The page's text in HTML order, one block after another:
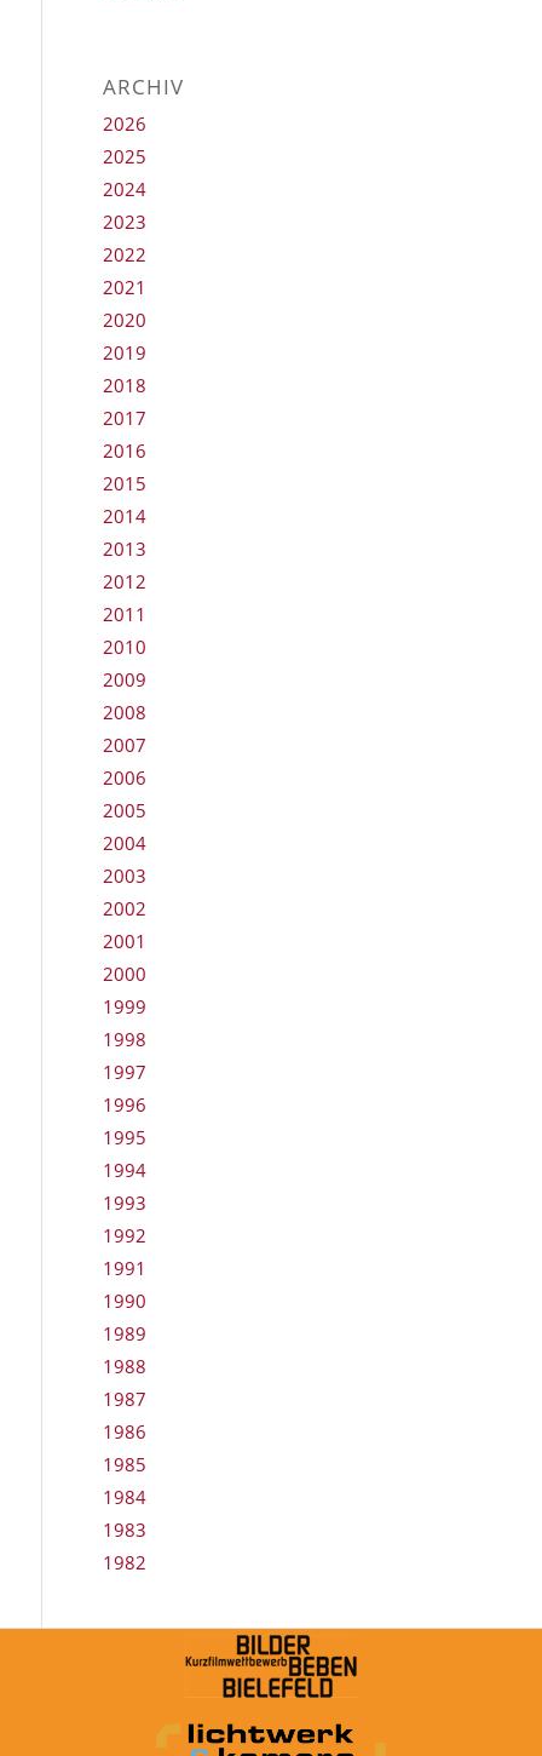
ARCHIV
2026
2025
2024
2023
2022
2021
2020
2019
2018
2017
2016
2015
2014
2013
2012
2011
2010
2009
2008
2007
2006
2005
2004
2003
2002
2001
2000
1999
1998
1997
1996
1995
1994
1993
1992
1991
1990
1989
1988
1987
1986
1985
1984
1983
1982